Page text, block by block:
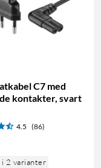
C7 med
kontakter, svart
4.5 (86)
i 2 varianter